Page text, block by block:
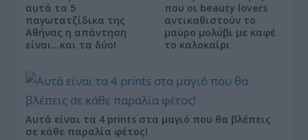
αυτά τα 5
παγωτατζίδικα της
Αθήνας η απάντηση
είναι…και τα δύο!
που οι beauty lovers
αντικαθιστούν το
μαύρο μολύβι με καφέ
το καλοκαίρι
Αυτά είναι τα 4 prints στα μαγιό που θα βλέπεις
σε κάθε παραλία φέτος!